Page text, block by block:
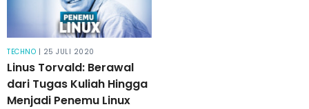
TECHNO | 25 JULI 2020
Linus Torvald: Berawal
dari Tugas Kuliah Hingga
Menjadi Penemu Linux